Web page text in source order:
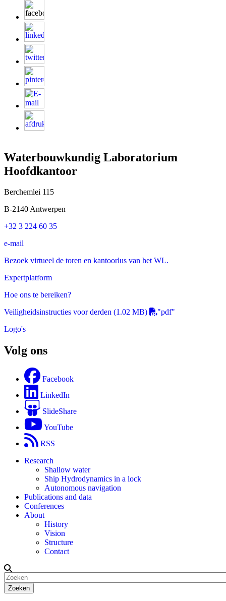
Waterbouwkundig Laboratorium
Hoofdkantoor
Berchemlei 115
B-2140 Antwerpen
+32 3 224 60 35
e-mail
Bezoek virtueel de toren en kantoorlus van het WL.
Expertplatform
Hoe ons te bereiken?
Veiligheidsinstructies voor derden (1.02 MB)
"pdf"
Logo's
Volg ons
Facebook
LinkedIn
SlideShare
YouTube
RSS
Research
Shallow water
Ship Hydrodynamics in a lock
Autonomous navigation
Publications and data
Conferences
About
History
Vision
Structure
Contact
Zoeken